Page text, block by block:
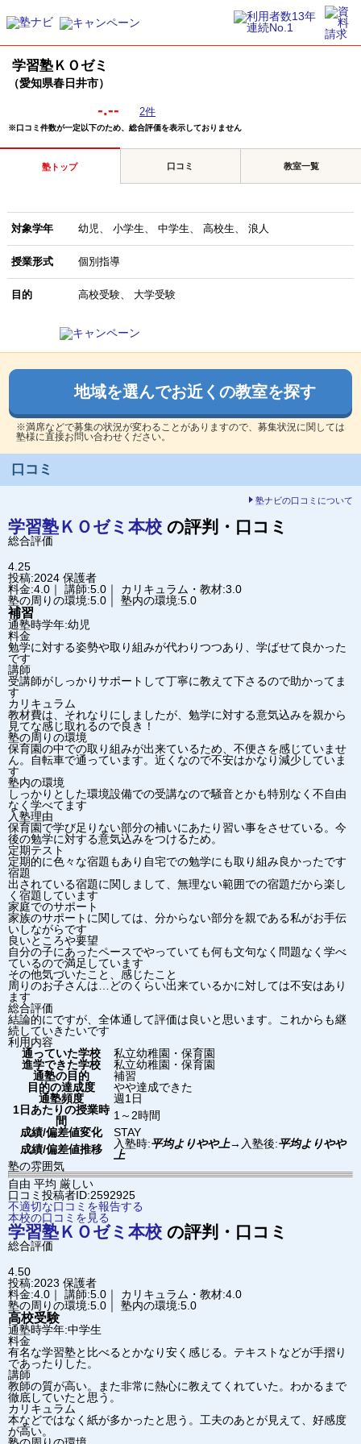
学習塾ＫＯゼミ
（愛知県春日井市）
-.-- 2件
※口コミ件数が一定以下のため、総合評価を表示しておりません
塾トップ 口コミ 教室一覧
対象学年 幼児 小学生 中学生 高校生 浪人
授業形式 個別指導
目的 高校受験 大学受験
地域を選んでお近くの教室を探す
※満席などで募集の状況が変わることがありますので、募集状況に関しては
塾様に直接お問い合わせください。
口コミ
塾ナビの口コミについて
学習塾ＫＯゼミ 本校 の評判・口コミ
総合評価
4.25
投稿:2024 保護者
料金:4.0｜ 講師:5.0｜ カリキュラム・教材:3.0
塾の周りの環境:5.0｜ 塾内の環境:5.0
補習
通塾時学年:幼児
料金
勉学に対する姿勢や取り組みが代わりつつあり、学ばせて良かった
です
講師
受講師がしっかりサポートして丁寧に教えて下さるので助かってま
す
カリキュラム
教材費は、それなりにしましたが、勉学に対する意気込みを親から
見てな感じ取れるので良き！
塾の周りの環境
保育園の中での取り組みが出来ているため、不便さを感じていませ
ん。自転車で通っています。近くなので不安はかなり減少していま
す
塾内の環境
しっかりとした環境設備での受講なので騒音とかも特別なく不自由
なく学べてます
入塾理由
保育園で学び足りない部分の補いにあたり習い事をさせている。今
後の勉学に対する意気込みをつけるため。
定期テスト
定期的に色々な宿題もあり自宅での勉学にも取り組み良かったです
宿題
出されている宿題に関しまして、無理ない範囲での宿題だから楽し
く宿題しています
家庭でのサポート
家族のサポートに関しては、分からない部分を親である私がお手伝
いしながらです
良いところや要望
自分の子にあったペースでやっていても何も文句なく問題なく学べ
ているので満足しています
その他気づいたこと、感じたこと
周りのお子さんは…どのくらい出来ているかに対しては不安はあり
ます
総合評価
結論的にですが、全体通して評価は良いと思います。これからも継
続していきたいです
利用内容
通っていた学校
私立幼稚園・保育園
進学できた学校
私立幼稚園・保育園
通塾の目的
補習
目的の達成度
やや達成できた
通塾頻度
週1日
1日あたりの授業時
間
1～2時間
成績/偏差値変化
STAY
成績/偏差値推移
入塾時:平均よりやや上→ 入塾後:平均よりやや
上
塾の雰囲気
自由 平均 厳しい
口コミ投稿者ID:2592925
不適切な口コミを報告する
本校の口コミを見る
学習塾ＫＯゼミ 本校 の評判・口コミ
総合評価
4.50
投稿:2023 保護者
料金:4.0｜ 講師:5.0｜ カリキュラム・教材:4.0
塾の周りの環境:5.0｜ 塾内の環境:5.0
高校受験
通塾時学年:中学生
料金
有名な学習塾と比べるとかなり安く感じる。テキストなどが手摺り
であったりした。
講師
教師の質が高い。また非常に熱心に教えてくれていた。わかるまで
徹底していたと思う。
カリキュラム
本などではなく紙が多かったと思う。工夫のあとが見えて、好感度
が高い。